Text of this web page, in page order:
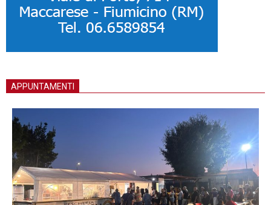
APPUNTAMENTI